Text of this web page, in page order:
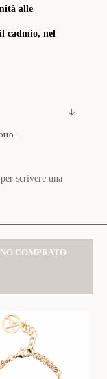
alle
cadmio, nel
per scrivere una
COMPRATO